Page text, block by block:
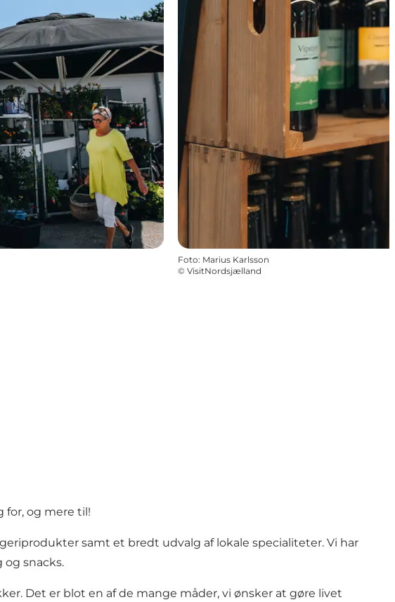
Foto: Marius Karlsson
© VisitNordsjælland
for, og mere til!
samt et bredt udvalg af lokale specialiteter. Vi har
og snacks.
Det er blot en af de mange måder, vi ønsker at gøre livet